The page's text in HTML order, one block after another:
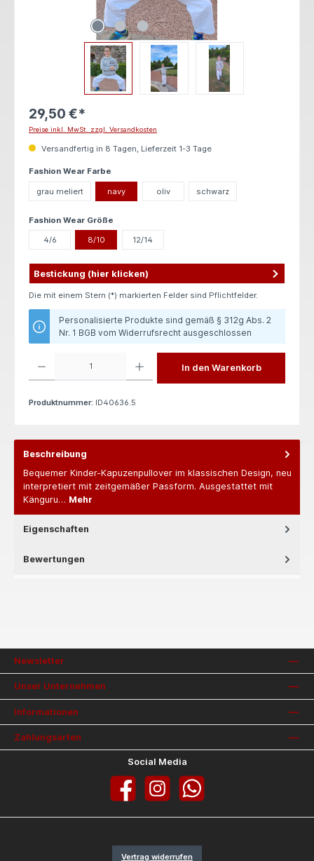
29,50 €*
Preise inkl. MwSt. zzgl. Versandkosten
Versandfertig in 8 Tagen, Lieferzeit 1-3 Tage
Fashion Wear Farbe
grau meliert navy oliv schwarz
Fashion Wear Größe
4/6 8/10 12/14
Bestickung (hier klicken)
Die mit einem Stern (*) markierten Felder sind Pflichtfelder.
Personalisierte Produkte sind gemäß § 312g Abs. 2
Nr. 1 BGB vom Widerrufsrecht ausgeschlossen
In den Warenkorb
Produktnummer: ID40636.5
Beschreibung
Bequemer Kinder-Kapuzenpullover im klassischen Design, neu
interpretiert mit zeitgemäßer Passform. Ausgestattet mit
Känguru… Mehr
Eigenschaften
Bewertungen
Newsletter
Unser Unternehmen
Informationen
Zahlungsarten
Social Media
Facebook InstagramWhatsApp
Vertrag widerrufen